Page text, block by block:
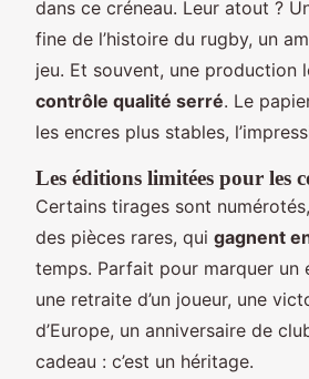
dans ce créneau. Leur atout ?
fine de l’histoire du rugby, un
jeu. Et souvent, une production
contrôle qualité serré. Le
les encres plus stables,
Les éditions limitées pour les
Certains tirages sont
des pièces rares, qui gagnent
temps. Parfait pour marquer un
une retraite d’un joueur, une
d’Europe, un anniversaire de
cadeau : c’est un héritage.